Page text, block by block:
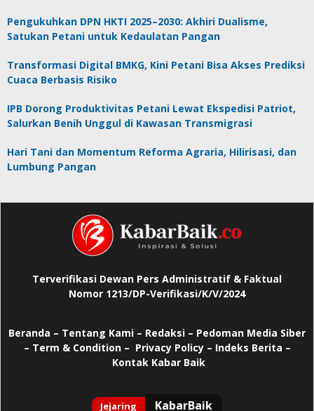
Pengukuhkan DPN HKTI 2025–2030: Akhiri Dualisme,
Satukan Petani untuk Kedaulatan Pangan
Transformasi Digital BMKG, Kini Petani Bisa Akses Prediksi
Cuaca Berbasis Risiko
IPB Dorong Produktivitas Petani Lewat Ekspedisi Patriot,
Salurkan Benih Unggul di Kawasan Transmigrasi
Hari Tani dan Momentum Reforma Agraria, Hilirisasi, dan
Lumbung Pangan
Terverifikasi Dewan Pers Administratif & Faktual
Nomor 1213/DP-Verifikasi/K/V/2024
Beranda – Tentang Kami – Redaksi – Pedoman Media Siber
– Term & Condition – Privacy Policy– Indeks Berita –
Kontak Kabar Baik